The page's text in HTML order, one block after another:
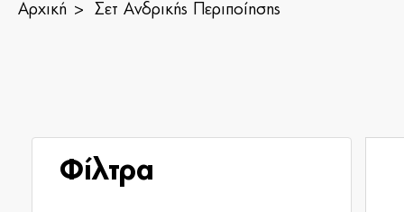
Αρχική Σετ Ανδρικής Περιποίησης
Φίλτρα